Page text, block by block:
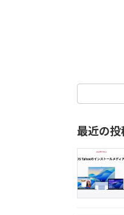
最近の投